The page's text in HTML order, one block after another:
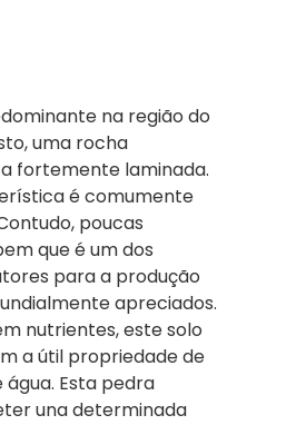
na região do
uma rocha
fortemente laminada.
é comumente
poucas
que é um dos
para a produção
apreciados.
nutrientes, este solo
a útil propriedade de
Esta pedra
una determinada